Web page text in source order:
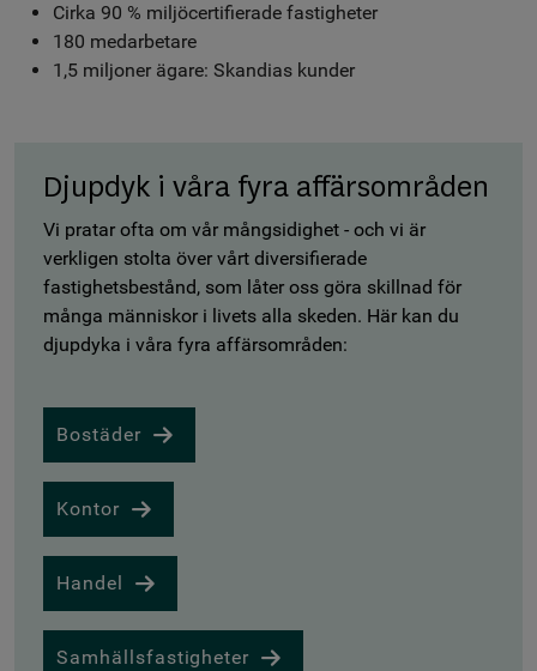
Cirka 90 % miljöcertifierade fastigheter
180 medarbetare
1,5 miljoner ägare: Skandias kunder
Djupdyk i våra fyra affärsområden
Vi pratar ofta om vår mångsidighet - och vi är
verkligen stolta över vårt diversifierade
fastighetsbestånd, som låter oss göra skillnad för
många människor i livets alla skeden. Här kan du
djupdyka i våra fyra affärsområden:
Bostäder
Kontor
Handel
Samhällsfastigheter